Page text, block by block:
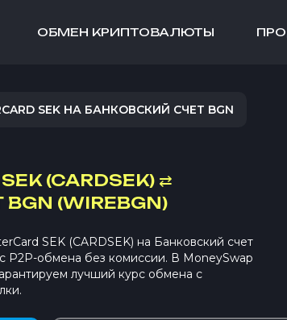
ОБМЕН КРИПТОВАЛЮТЫ
SEK НА БАНКОВСКИЙ СЧЕТ BGN
(CARDSEK) ⇄
(WIREBGN)
SEK (CARDSEK) на Банковский счет
P2P-обмена без комиссии. В MoneySwap
лучший курс обмена с